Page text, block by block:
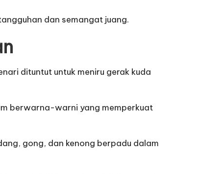
dan semangat juang.
dituntut untuk meniru gerak kuda
berwarna-warni yang memperkuat
gong, dan kenong berpadu dalam